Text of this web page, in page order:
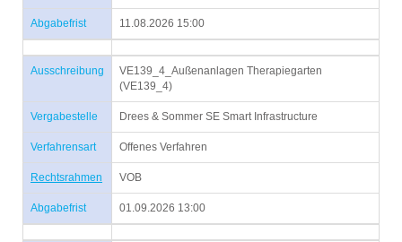
Abgabefrist 11.08.2026 15:00
Ausschreibung
VE139_4_Außenanlagen Therapiegarten
(VE139_4)
Vergabestelle Drees & Sommer SE Smart Infrastructure
Verfahrensart Offenes Verfahren
Rechtsrahmen VOB
Abgabefrist 01.09.2026 13:00